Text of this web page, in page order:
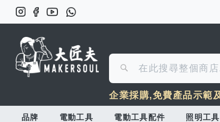
尋
搜
尋
企業採購,免費產品示範
品牌 電動工具 電動工具配件 照明工具